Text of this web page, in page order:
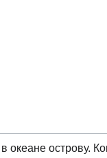
океане острову.